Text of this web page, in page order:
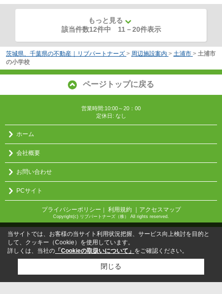
もっと見る
該当件数12件中 11 －20件表示
茨城県、千葉県の不動産｜リブパートナーズ > 周辺施設案内 > 土浦市 > 土浦市
の小学校
ページトップに戻る
営業時間:10:00～20：00
定休日: なし
ホーム
会社概要
お問い合わせ
PCサイト
プライバシーポリシー ｜ 利用規約 ｜アクセスマップ
Copyright(c) リブパートナーズ（株） All rights reserved.
当サイトでは、お客様の当サイト利用状況把握、サービス向上検討を目的と
して、クッキー（Cookie）を使用しています。
詳しくは、当社の 「Cookieの取扱いについて」 をご確認ください。
閉じる